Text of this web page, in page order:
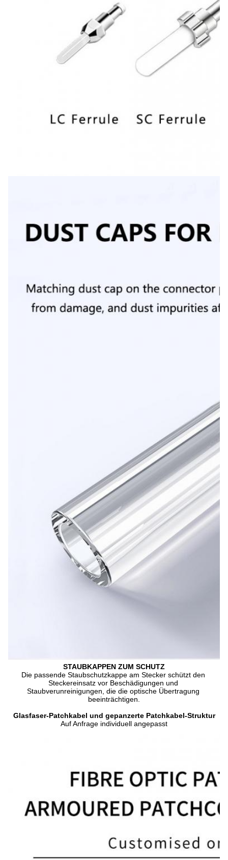
STAUBKAPPEN ZUM SCHUTZ
Die passende Staubschutzkappe am Stecker schützt den
Steckereinsatz vor Beschädigungen und
Staubverunreinigungen, die die optische Übertragung
beeinträchtigen.
Glasfaser-Patchkabel und gepanzerte Patchkabel-Struktur
Auf Anfrage individuell angepasst